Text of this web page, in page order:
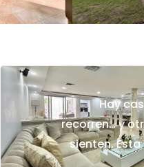
Hay
recorren… y
sienten.